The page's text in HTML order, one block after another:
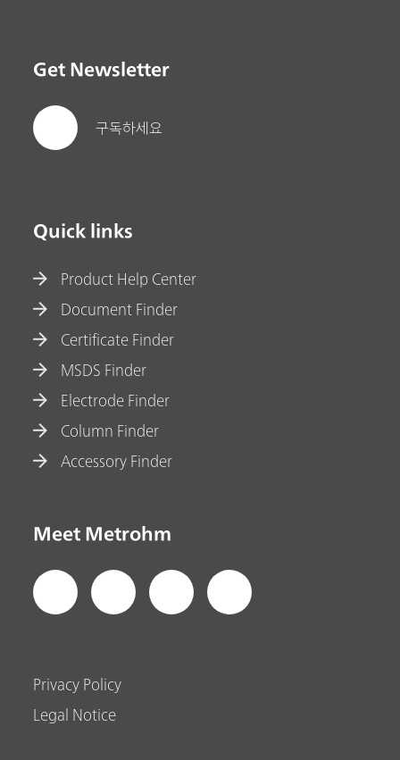
Get Newsletter
구독하세요
Quick links
Product Help Center
Document Finder
Certificate Finder
MSDS Finder
Electrode Finder
Column Finder
Accessory Finder
Meet Metrohm
Privacy Policy
Legal Notice